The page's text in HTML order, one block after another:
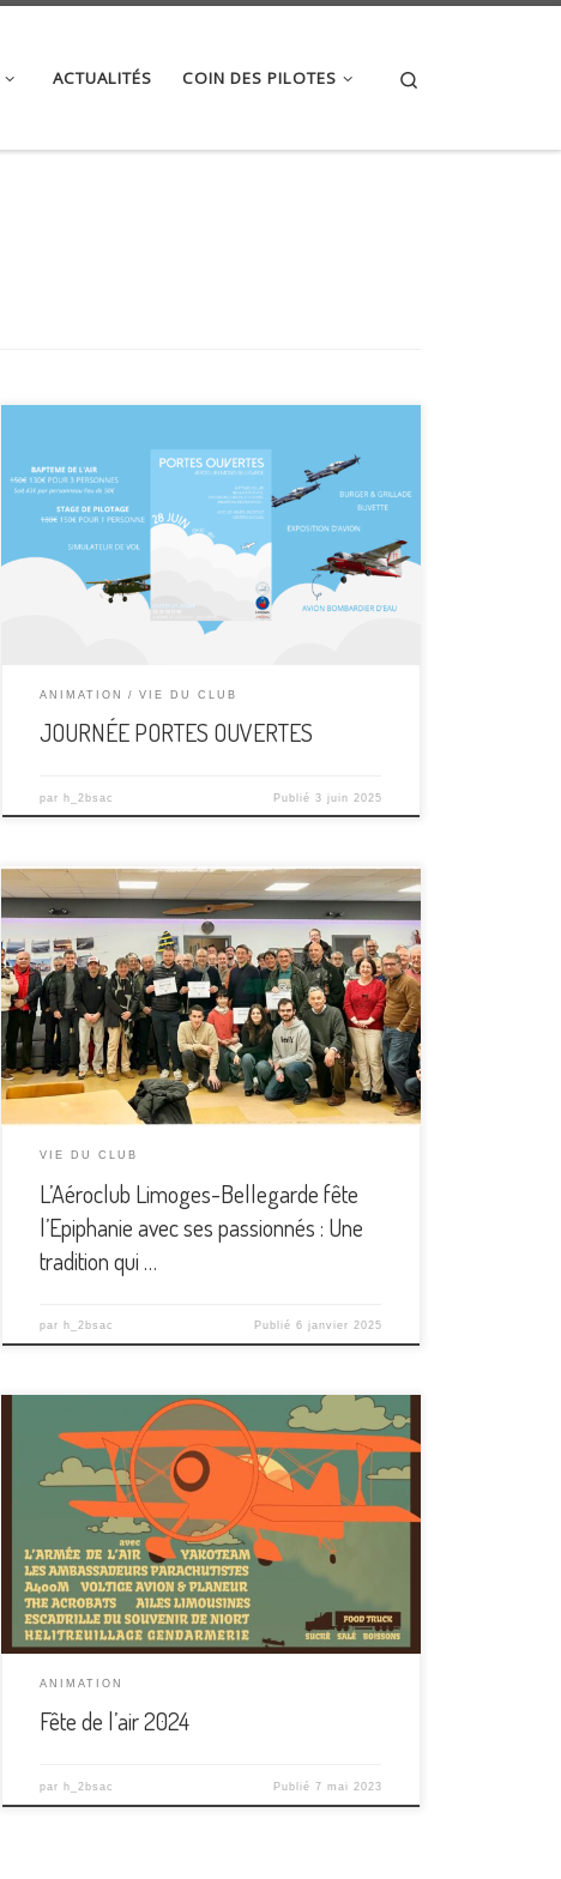
ACTUALITÉS COIN DES PILOTES
Samedi 28 juin 2025 De 10h30 à 18h Aérodrome de
Limoges Bellegarde L’ALB vous ouvre ses portes
pour une journée dédiée à la découverte du monde
de l’aéronautique ! Nous vous attendons nombreux,
que vous soyez, passionnés d’aviation, curieux et
petits ou grands. Au programme : Baptêmes de
l’air*, simulateur […]
ANIMATION VIE DU CLUB
JOURNÉE PORTES OUVERTES
par h_2bsac Publié 3 juin 2025
Limoges, samedi dernier L’aéroclub Limoges-
Bellegarde a organisé sa traditionnelle galette des
rois, rassemblant membres,élèves et pilotes, pour
un moment chaleureux et festif. Cet événement,
devenu un rendez-vousincontournable du début
d’année, a permis de conjuguer convivialité et
passion pour le ciel.Dans les locaux de l’aéroclub,
une soixantaine de participants se sont […]
VIE DU CLUB
L’Aéroclub Limoges-Bellegarde fête
l’Epiphanie avec ses passionnés : Une
tradition qui …
par h_2bsac Publié 6 janvier 2025
Le dimanche 2 juin 2024, de 10h à 18h, l’Aeroclub
Limoges-Bellegarde organise sa FÊTE de L’AIR sur
l’aéroport de Limoges pour célébrer les 95 ans
d’aéronautique en Limousin. Cet événement sera
une occasion spéciale pour les passionnés
d’aviation, les petits et les grands, de découvrir
différentes activités liées à l’aviation. […]
ANIMATION
Fête de l’air 2024
par h_2bsac Publié 7 mai 2023